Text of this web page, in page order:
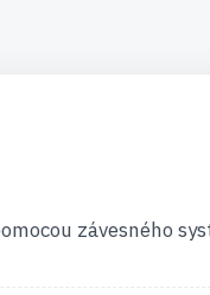
závesného